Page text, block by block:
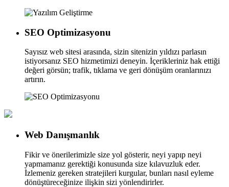
SEO Optimizasyonu
Sayısız web sitesi arasında, sizin sitenizin yıldızı parlasın
istiyorsanız SEO hizmetimizi deneyin. İçerikleriniz hak ettiği
değeri görsün; trafik, tıklama ve geri dönüşüm oranlarınızı
artırın.
Web Danışmanlık
Fikir ve önerilerimizle size yol gösterir, neyi yapıp neyi
yapmamanız gerektiği konusunda size kılavuzluk eder.
İzlemeniz gereken stratejileri kurgular, bunları nasıl eyleme
dönüştüreceğinize ilişkin sizi yönlendirirler.